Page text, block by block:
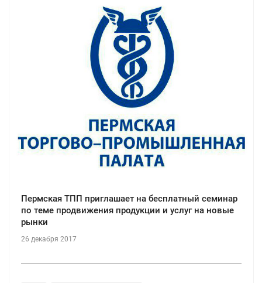
Пермская ТПП приглашает на бесплатный семинар
по теме продвижения продукции и услуг на новые
рынки
26 декабря 2017